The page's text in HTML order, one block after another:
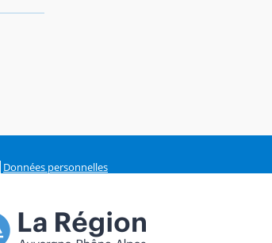
Données personnelles